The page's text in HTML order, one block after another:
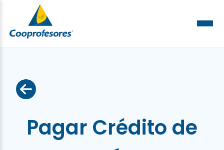
Pagar Crédito de